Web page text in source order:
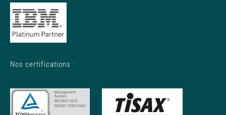
Nos certifications :